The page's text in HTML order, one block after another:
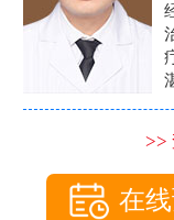
>>
在